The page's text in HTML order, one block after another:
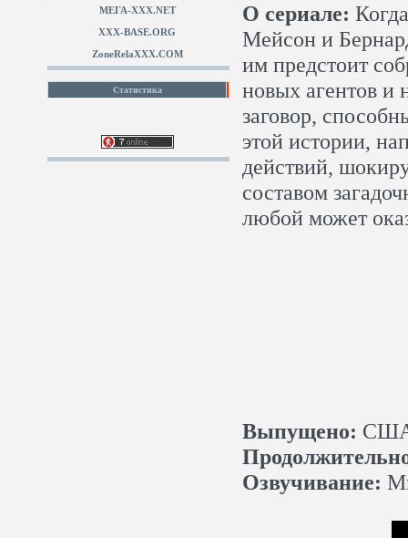
МЕГА-ХХХ.NET
XXX-BASE.ORG
ZoneRelaXXX.COM
Статистика
О сериале:
Мейсон и
им предстоит
новых агентов и
заговор,
этой истории,
действий,
составом
любой может
Выпущено:
Озвучивание: